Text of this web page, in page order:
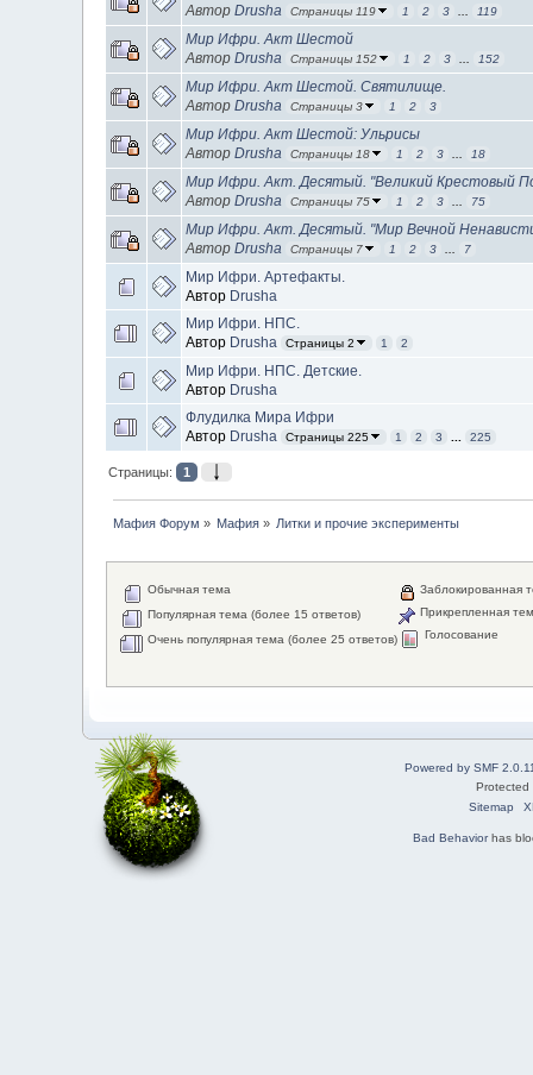
Автор Drusha Страницы 119 1 2 3 119
Мир Ифри. Акт Шестой
Автор Drusha Страницы 152 1 2 3 152
Мир Ифри. Акт Шестой. Святилище.
Автор Drusha Страницы 3 1 2 3
Мир Ифри. Акт Шестой: Ульрисы
Автор Drusha Страницы 18 1 2 3 18
Мир Ифри. Акт. Десятый. "Великий Крестовый
Автор Drusha Страницы 75 1 2 3 75
Мир Ифри. Акт. Десятый. "Мир Вечной
Автор Drusha Страницы 7 1 2 3 7
Мир Ифри. Артефакты.
Автор Drusha
Мир Ифри. НПС.
Автор Drusha Страницы 2 1 2
Мир Ифри. НПС. Детские.
Автор Drusha
Флудилка Мира Ифри
Автор Drusha Страницы 225 1 2 3 225
Страницы: 1
Мафия Форум » Мафия » Литки и прочие эксперименты
Обычная тема
Популярная тема (более 15 ответов)
Очень популярная тема (более 25 ответов)
Заблокированная
Прикрепленная
Голосование
Powered by SMF
Sitemap
Bad Behaviorhas